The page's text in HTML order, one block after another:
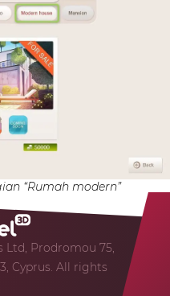
“Rumah modern”
Ltd, Prodromou 75,
Cyprus. All rights